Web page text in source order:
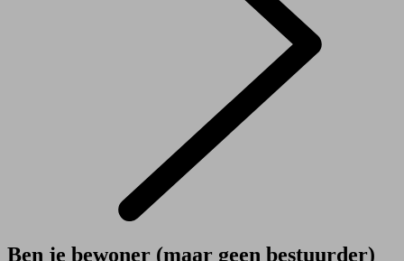
Ben je bewoner (maar geen bestuurder)